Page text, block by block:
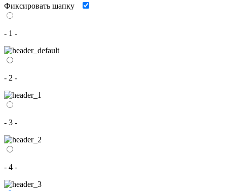
Фиксировать шапку
- 1 -
- 2 -
- 3 -
- 4 -